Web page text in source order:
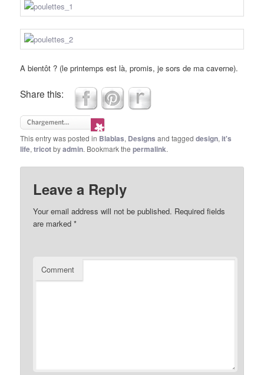
A bientôt ? (le printemps est là, promis, je sors de ma caverne).
Share this:
This entry was posted in Blablas, Designs and taggeddesign,it's
life,tricotbyadmin. Bookmark thepermalink.
Leave a Reply
Your email address will not be published. Required fields
are marked*
Comment